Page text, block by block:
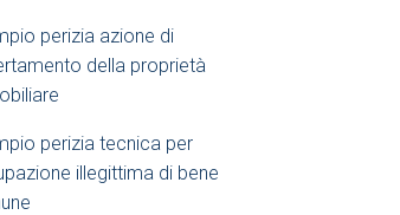
perizia azione di
della proprietà
perizia tecnica per
illegittima di bene